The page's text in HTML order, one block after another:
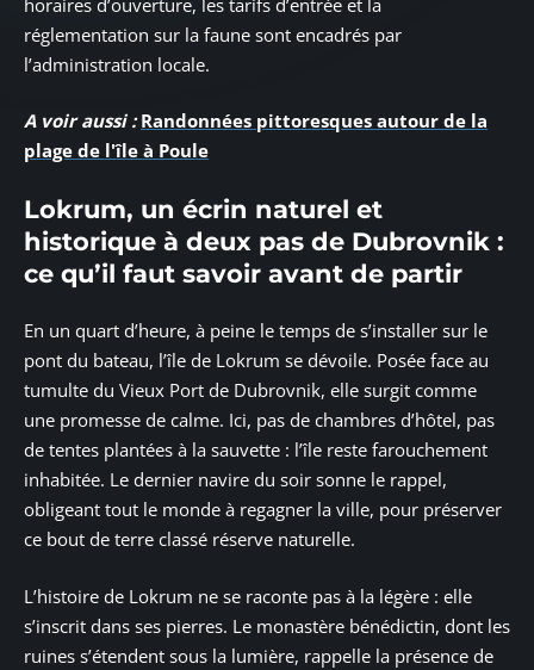
réglementation sur la faune sont encadrés par
l’administration locale.
A voir aussi : Randonnées pittoresques autour de la
plage de l'île à Poule
Lokrum, un écrin naturel et
historique à deux pas de Dubrovnik :
ce qu’il faut savoir avant de partir
En un quart d’heure, à peine le temps de s’installer sur le
pont du bateau, l’île de Lokrum se dévoile. Posée face au
tumulte du Vieux Port de Dubrovnik, elle surgit comme
une promesse de calme. Ici, pas de chambres d’hôtel, pas
de tentes plantées à la sauvette : l’île reste farouchement
inhabitée. Le dernier navire du soir sonne le rappel,
obligeant tout le monde à regagner la ville, pour préserver
ce bout de terre classé réserve naturelle.
L’histoire de Lokrum ne se raconte pas à la légère : elle
s’inscrit dans ses pierres. Le monastère bénédictin, dont les
ruines s’étendent sous la lumière, rappelle la présence de